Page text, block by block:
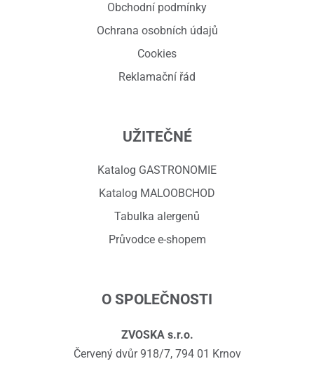
Obchodní podmínky
Ochrana osobních údajů
Cookies
Reklamační řád
UŽITEČNÉ
Katalog GASTRONOMIE
Katalog MALOOBCHOD
Tabulka alergenů
Průvodce e-shopem
O SPOLEČNOSTI
ZVOSKA s.r.o.
Červený dvůr 918/7, 794 01 Krnov